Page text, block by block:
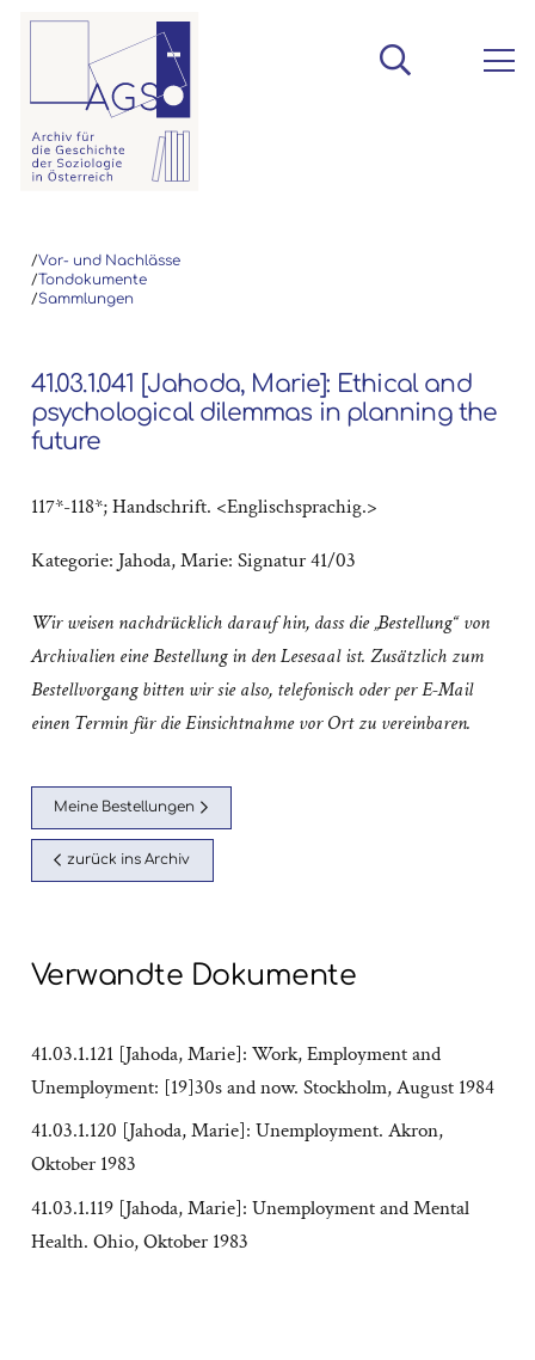
/Vor- und Nachlässe
/Tondokumente
/Sammlungen
41.03.1.041 [Jahoda, Marie]: Ethical and
psychological dilemmas in planning the
future
117*-118*; Handschrift. <Englischsprachig.>
Kategorie: Jahoda, Marie: Signatur 41/03
Wir weisen nachdrücklich darauf hin, dass die „Bestellung“ von
Archivalien eine Bestellung in den Lesesaal ist. Zusätzlich zum
Bestellvorgang bitten wir sie also, telefonisch oder per E-Mail
einen Termin für die Einsichtnahme vor Ort zu vereinbaren.
Meine Bestellungen
zurück ins Archiv
Verwandte Dokumente
41.03.1.121 [Jahoda, Marie]: Work, Employment and
Unemployment: [19]30s and now. Stockholm, August 1984
41.03.1.120 [Jahoda, Marie]: Unemployment. Akron,
Oktober 1983
41.03.1.119 [Jahoda, Marie]: Unemployment and Mental
Health. Ohio, Oktober 1983